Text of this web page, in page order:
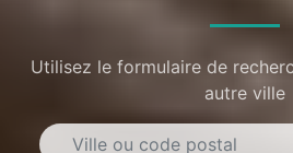
Utilisez le formulaire de
autre ville